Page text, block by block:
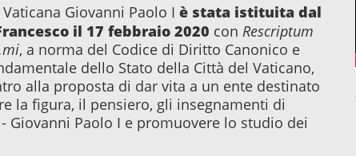
Giovanni Paolo I è stata istituita dal
il 17 febbraio 2020 con Rescriptum
, a norma del Codice di Diritto Canonico e
dello Stato della Città del Vaticano,
alla proposta di dar vita a un ente destinato
la figura, il pensiero, gli insegnamenti di
Giovanni Paolo I e promuovere lo studio dei